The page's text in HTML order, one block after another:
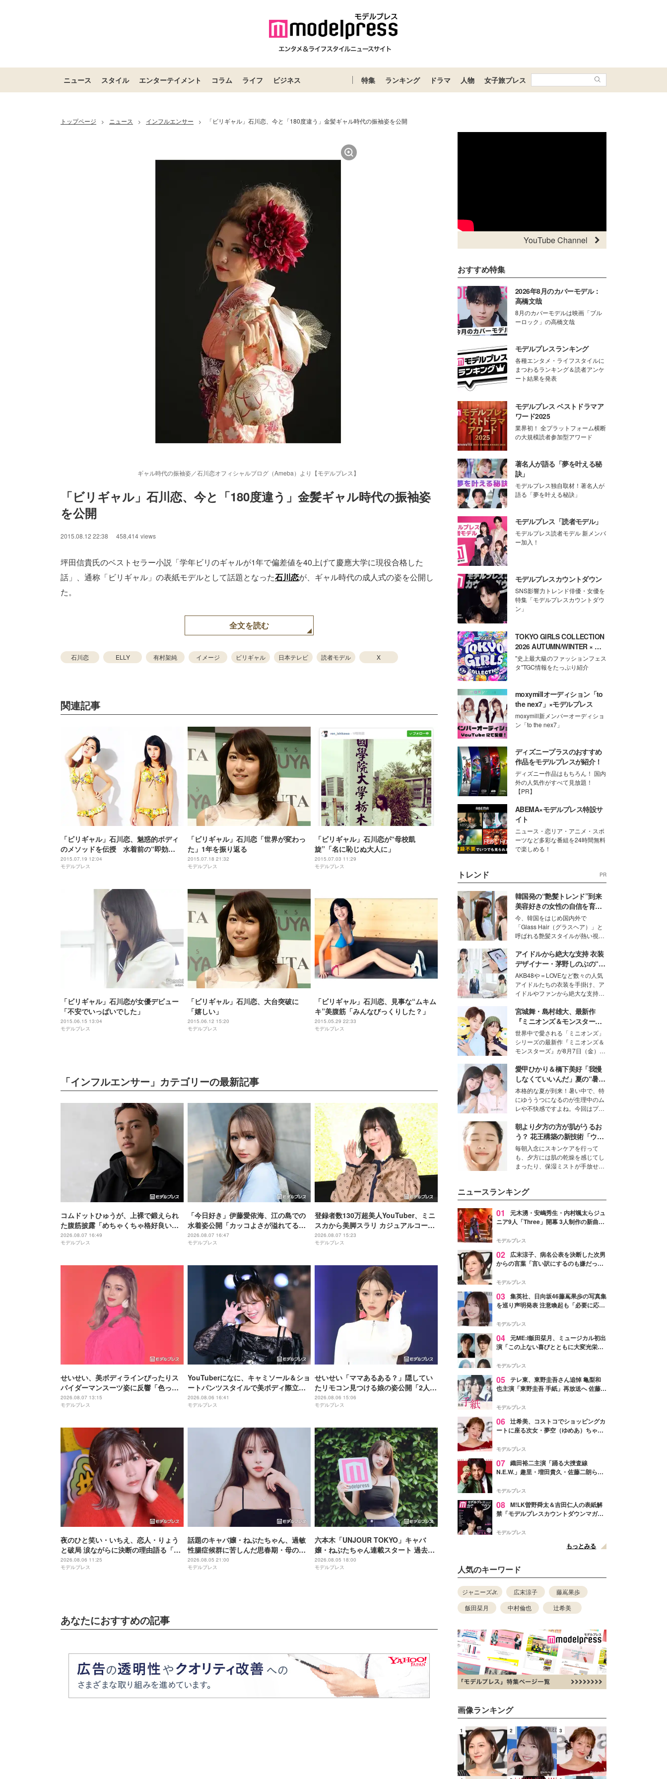
ニュース スタイル エンターテイメント コラム ライフ ビジネス 特集 ランキング ドラマ 人物 女子旅プレス
トップページ > ニュース > インフルエンサー > 「ビリギャル」石川恋、今と「180度違う」金髪ギャル時代の振袖姿を公開
ギャル時代の振袖姿／石川恋オフィシャルブログ（Ameba）より【モデルプレス】
「ビリギャル」石川恋、今と「180度違う」金髪ギャル時代の振袖姿
を公開
2015.08.12 22:38 458,414 views
坪田信貴氏のベストセラー小説「学年ビリのギャルが1年で偏差値を40上げて慶應大学に現役合格した
話」、通称「ビリギャル」の表紙モデルとして話題となった石川恋が、ギャル時代の成人式の姿を公開し
た。
全文を読む
石川恋 ELLY 有村架純 イメージ ビリギャル 日本テレビ 読者モデル X
関連記事
「ビリギャル」石川恋、魅惑的ボディ
のメソッドを伝授 水着前の“即効
性”エクササイズとは
2015.07.19 12:04
モデルプレス
「ビリギャル」石川恋「世界が変わっ
た」1年を振り返る
2015.07.18 21:32
モデルプレス
「ビリギャル」石川恋が“母校凱
旋”「名に恥じぬ大人に」
2015.07.03 11:29
モデルプレス
「ビリギャル」石川恋が女優デビュー
「不安でいっぱいでした」
2015.06.15 13:04
モデルプレス
「ビリギャル」石川恋、大台突破に
「嬉しい」
2015.06.12 15:20
モデルプレス
「ビリギャル」石川恋、見事な“ムキム
キ”美腹筋「みんなびっくりした？」
2015.05.29 22:33
モデルプレス
「インフルエンサー」カテゴリーの最新記事
コムドットひゅうが、上裸で鍛えられ
た腹筋披露「めちゃくちゃ格好良い」
「ビジュ爆発してる」の声
2026.08.07 16:49
モデルプレス
「今日好き」伊藤愛依海、江の島での
水着姿公開「カッコよさが溢れてる」
「くびれ綺麗」の声
2026.08.07 16:47
モデルプレス
登録者数130万超美人YouTuber、ミニ
スカから美脚スラリ カジュアルコーデ
披露に反響「何頭身？」「スタイル良
すぎて見惚れる」
2026.08.07 15:23
モデルプレス
せいせい、美ボディラインぴったりス
パイダーマンスーツ姿に反響「色っぽ
すぎる」「スタイル女神」の声
2026.08.07 13:15
モデルプレス
YouTuberになに、キャミソール＆ショ
ートパンツスタイルで美ボディ際立つ
「脚綺麗で羨ましい」「肩ライン美し
すぎ」
2026.08.06 16:41
モデルプレス
せいせい「ママあるある？」隠してい
たリモコン見つける娘の姿公開「2人と
も可愛い」「ほっこり」の声
2026.08.06 15:06
モデルプレス
夜のひと笑い・いちえ、恋人・りょう
と破局 涙ながらに決断の理由語る「フ
ァンの人とか家族に申し訳ない」2025
年6月に復縁していた
2026.08.06 11:25
モデルプレス
話題のキャバ嬢・ねぶたちゃん、過敏
性腸症候群に苦しんだ思春期・母の蒸
発…“どん底からの脱出劇”「生きるの
って大変」人生変えた言葉とは【イン
2026.08.05 21:00
モデルプレス
六本木「UNJOUR TOKYO」キャバ
嬢・ねぶたちゃん連載スタート 過去の
葛藤・美の秘訣・素顔に迫る
2026.08.05 18:00
モデルプレス
あなたにおすすめの記事
YouTube Channel
おすすめ特集
2026年8月のカバーモデル：
高橋文哉
8月のカバーモデルは映画「ブル
ーロック」の高橋文哉
モデルプレスランキング
各種エンタメ・ライフスタイルに
まつわるランキング＆読者アンケ
ート結果を発表
モデルプレス ベストドラマア
ワード2025
業界初！ 全プラットフォーム横断
の大規模読者参加型アワード
著名人が語る「夢を叶える秘
訣」
モデルプレス独自取材！著名人が
語る「夢を叶える秘訣」
モデルプレス「読者モデル」
モデルプレス読者モデル 新メンバ
ー加入！
モデルプレスカウントダウン
SNS影響力トレンド俳優・女優を
特集「モデルプレスカウントダウ
ン」
TOKYO GIRLS COLLECTION
2026 AUTUMN/WINTER × モ
デルプレス
"史上最大級のファッションフェス
タ"TGC情報をたっぷり紹介
moxymillオーディション「to
the nex7」×モデルプレス
moxymill新メンバーオーディショ
ン「to the nex7」
ディズニープラスのおすすめ
作品をモデルプレスが紹介！
ディズニー作品はもちろん！ 国内
外の人気作がすべて見放題！
【PR】
ABEMA×モデルプレス特設サ
イト
ニュース・恋リア・アニメ・スポ
ーツなど多彩な番組を24時間無料
で楽しめる！
トレンド PR
韓国発の“艶髪トレンド”到来
美容好きの女性の自信を育む
「ヘアケア事情」って？
今、韓国をはじめ国内外で
「Glass Hair（グラスヘア）」と
呼ばれる艶髪スタイルが熱い視線
ションの完成度を高めるベースと
して、“髪そのものの美しさ”に改
めて注目する人が増えている様
子。今回は、そんな憧れの艶やか
な髪を日常で叶える、美容好きの
女性たちのヘアケア事情を紹介し
ます。
アイドルから絶大な支持 衣装
デザイナー・茅野しのぶの“可
愛い”を作る美学＜「シチズン
クロスシー」インタビュー＞
AKB48や＝LOVEなど数々の人気
アイドルたちの衣装を手掛け、ア
イドルやファンから絶大な支持を
取締役兼クリエイティブディレク
ター・茅野しのぶ。一人ひとりの
個性に寄り添い、魅力を引き出す
衣装作りは、多くの女性たちに勇
気と自信を与え続けている。
宮城舞・島村雄大、最新作
『ミニオンズ＆モンスター
ズ』の魅力熱弁 ハチャメチャ
だけじゃない“友情と絆”に感
動
世界中で愛される「ミニオンズ」
シリーズの最新作『ミニオンズ＆
モンスターズ』が8月7日（金）に
ニオン好き”という共通点を持つモ
デルの宮城舞と島村雄大の特別対
談をお届け！それぞれの視点か
ら、今作ならではの魅力や予想外
の感動をもたらす奥深いストーリ
ーについて熱く語り合ってもらっ
た。
愛甲ひかり＆橋下美好「我慢
しなくていいんだ」夏の“暑さ
対策”の新しい選択肢とは？
本格的な夏が到来！暑い中で、特
にゆううつになるのが生理中のム
レや不快感ですよね。今回はプラ
モデル・愛甲ひかりさんと橋下美
好さんを迎えて本音で女子会トー
ク。猛暑のお出かけを快適に過ご
すヒントや、2人が感動した夏の
生理の新常識にも迫りました。
朝より夕方の方が肌がうるお
う？ 花王構築の新技術「ウォ
ーターキャプチャリングスキ
ン（捕水肌）」がスキンケア
の常識を変える予感
毎朝入念にスキンケアを行って
も、夕方には肌の乾燥を感じてし
まったり、保湿ミストが手放せな
性を秘めた、革新的な「Water
Capturing Skin（ウォーターキャ
プチャリングスキン：捕水肌）」
技術を、花王が構築した。
ニュースランキング
01
元木湧・安嶋秀生・内村颯太らジュ
ニア9人「Three」開幕 3人制作の新曲＆
進んで夢を掴みたい」【ゲネプロレポ】
モデルプレス
02
広末涼子、病名公表を決断した次男
からの言葉「言い訳にするのも嫌だっ
モデルプレス
03 集英社、日向坂46藤嶌果歩の写真集
を巡り声明発表 注意喚起も「必要に応じ
モデルプレス
04 元ME:I飯田栞月、ミュージカル初出
演「この上ない喜びとともに大変光栄」
ャスト発表
モデルプレス
05 テレ東、東野圭吾さん追悼 亀梨和
也主演「東野圭吾 手紙」再放送へ 佐藤隆
モデルプレス
06 辻希美、コストコでショッピングカ
ートに座る次女・夢空（ゆめあ）ちゃん
ぎ」「成長を感じる」の声
モデルプレス
07 織田裕二主演「踊る大捜査線
N.E.W.」趣里・増田貴久・佐藤二朗ら新
徴する“謎のキーワード”も
モデルプレス
08 M!LK曽野舜太＆吉田仁人の表紙解
禁「モデルプレスカウントダウンマガジ
モデルプレス
もっとみる
人気のキーワード
ジャニーズJr. 広末涼子
藤嶌果歩
飯田栞月
中村倫也 辻希美
画像ランキング
1 2 3